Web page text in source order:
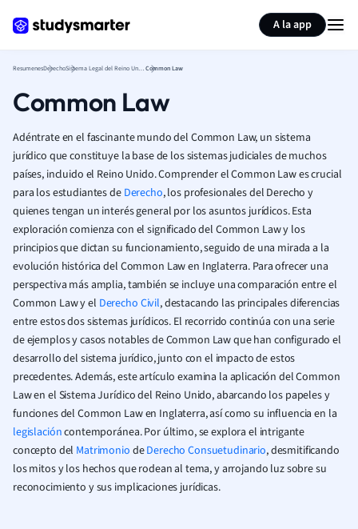
A la app
ResumenesDerecho Sistema Legal del Reino UnidoCommon Law
Common Law
Adéntrate en el fascinante mundo del Common Law, un sistema
jurídico que constituye la base de los sistemas judiciales de muchos
países, incluido el Reino Unido. Comprender el Common Law es crucial
para los estudiantes de Derecho, los profesionales del Derecho y
quienes tengan un interés general por los asuntos jurídicos. Esta
exploración comienza con el significado del Common Law y los
principios que dictan su funcionamiento, seguido de una mirada a la
evolución histórica del Common Law en Inglaterra. Para ofrecer una
perspectiva más amplia, también se incluye una comparación entre el
Common Law y el Derecho Civil, destacando las principales diferencias
entre estos dos sistemas jurídicos. El recorrido continúa con una serie
de ejemplos y casos notables de Common Law que han configurado el
desarrollo del sistema jurídico, junto con el impacto de estos
precedentes. Además, este artículo examina la aplicación del Common
Law en el Sistema Jurídico del Reino Unido, abarcando los papeles y
funciones del Common Law en Inglaterra, así como su influencia en la
legislacióncontemporánea. Por último, se explora el intrigante
concepto del Matrimonio deDerecho Consuetudinario, desmitificando
los mitos y los hechos que rodean al tema, y arrojando luz sobre su
reconocimiento y sus implicaciones jurídicas.
Resumir página